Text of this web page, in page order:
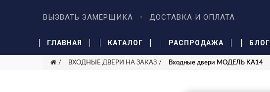
ВЫЗВАТЬ ЗАМЕРЩИКА ДОСТАВКА И ОПЛАТА
ГЛАВНАЯ КАТАЛОГ РАСПРОДАЖА БЛОГ
ВХОДНЫЕ ДВЕРИ НА ЗАКАЗ Входные двери МОДЕЛЬ KA14